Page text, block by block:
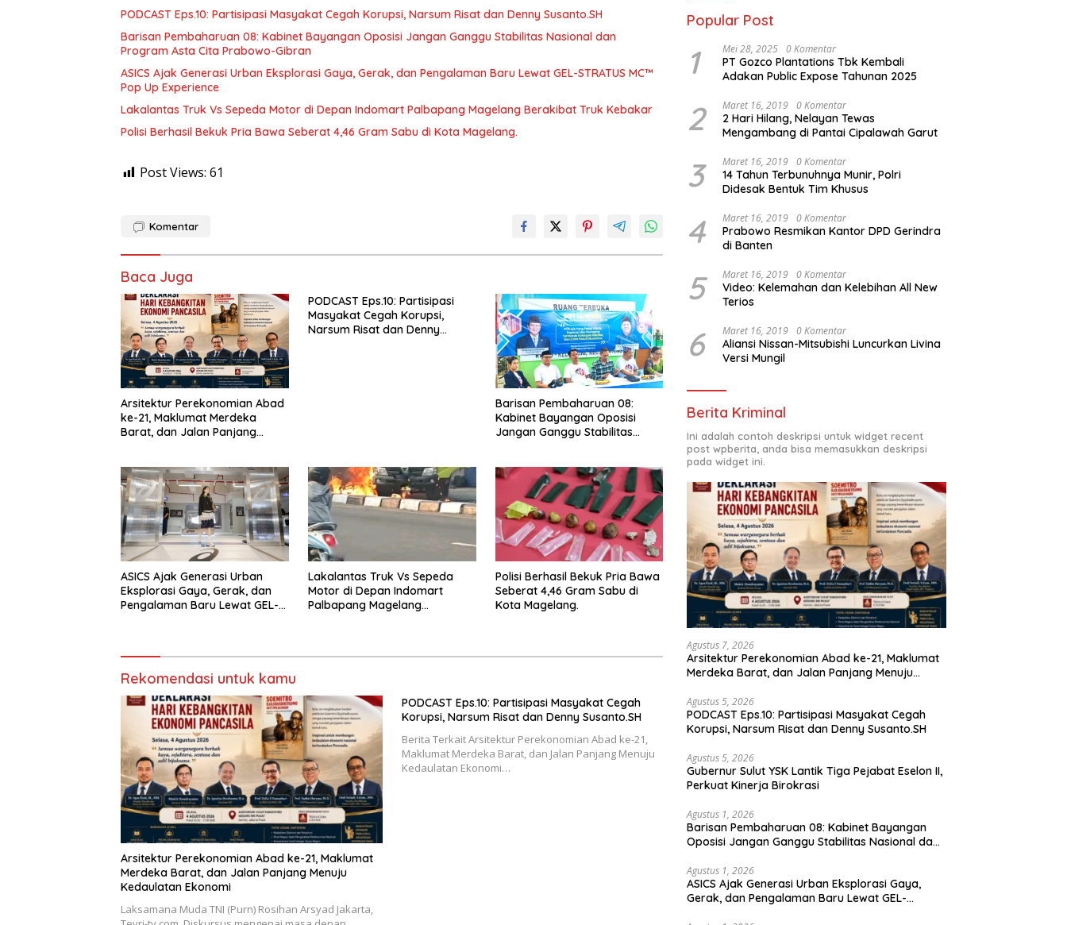
PODCAST Eps.10: Partisipasi Masyakat Cegah Korupsi, Narsum Risat dan Denny Susanto.SH
Barisan Pembaharuan 08: Kabinet Bayangan Oposisi Jangan Ganggu Stabilitas Nasional dan
Program Asta Cita Prabowo-Gibran
ASICS Ajak Generasi Urban Eksplorasi Gaya, Gerak, dan Pengalaman Baru Lewat GEL-STRATUS MC™
Pop Up Experience
Lakalantas Truk Vs Sepeda Motor di Depan Indomart Palbapang Magelang Berakibat Truk Kebakar
Polisi Berhasil Bekuk Pria Bawa Seberat 4,46 Gram Sabu di Kota Magelang.
Post Views: 61
Komentar
Baca Juga
Arsitektur Perekonomian Abad
ke-21, Maklumat Merdeka
Barat, dan Jalan Panjang
PODCAST Eps.10: Partisipasi
Masyakat Cegah Korupsi,
Narsum Risat dan Denny
Barisan Pembaharuan 08:
Kabinet Bayangan Oposisi
Jangan Ganggu Stabilitas
ASICS Ajak Generasi Urban
Eksplorasi Gaya, Gerak, dan
Pengalaman Baru Lewat GEL-
Lakalantas Truk Vs Sepeda
Motor di Depan Indomart
Palbapang Magelang
Polisi Berhasil Bekuk Pria Bawa
Seberat 4,46 Gram Sabu di
Kota Magelang.
Rekomendasi untuk kamu
Arsitektur Perekonomian Abad ke-21, Maklumat
Merdeka Barat, dan Jalan Panjang Menuju
Kedaulatan Ekonomi
Laksamana Muda TNI (Purn) Rosihan Arsyad Jakarta,
PODCAST Eps.10: Partisipasi Masyakat Cegah
Korupsi, Narsum Risat dan Denny Susanto.SH
Berita Terkait Arsitektur Perekonomian Abad ke-21,
Maklumat Merdeka Barat, dan Jalan Panjang Menuju
Kedaulatan Ekonomi…
Popular Post
1 Mei 28, 2025 0 Komentar
PT Gozco Plantations Tbk Kembali
Adakan Public Expose Tahunan 2025
2 Maret 16, 2019 0 Komentar
2 Hari Hilang, Nelayan Tewas
Mengambang di Pantai Cipalawah Garut
3 Maret 16, 2019 0 Komentar
14 Tahun Terbunuhnya Munir, Polri
Didesak Bentuk Tim Khusus
4 Maret 16, 2019 0 Komentar
Prabowo Resmikan Kantor DPD Gerindra
di Banten
5 Maret 16, 2019 0 Komentar
Video: Kelemahan dan Kelebihan All New
Terios
6 Maret 16, 2019 0 Komentar
Aliansi Nissan-Mitsubishi Luncurkan Livina
Versi Mungil
Berita Kriminal
Ini adalah contoh deskripsi untuk widget recent
post wpberita, anda bisa memasukkan deskripsi
pada widget ini.
Agustus 7, 2026
Arsitektur Perekonomian Abad ke-21, Maklumat
Merdeka Barat, dan Jalan Panjang Menuju
Agustus 5, 2026
PODCAST Eps.10: Partisipasi Masyakat Cegah
Korupsi, Narsum Risat dan Denny Susanto.SH
Agustus 5, 2026
Gubernur Sulut YSK Lantik Tiga Pejabat Eselon II,
Perkuat Kinerja Birokrasi
Agustus 1, 2026
Barisan Pembaharuan 08: Kabinet Bayangan
Oposisi Jangan Ganggu Stabilitas Nasional dan
Agustus 1, 2026
ASICS Ajak Generasi Urban Eksplorasi Gaya,
Gerak, dan Pengalaman Baru Lewat GEL-